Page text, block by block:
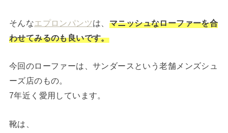
そんなエプロンパンツは、 マニッシュなローファーを合
わせてみるのも良いです。
今回のローファーは、サンダースという老舗メンズシュ
ーズ店のもの。
7年近く愛用しています。
靴は、